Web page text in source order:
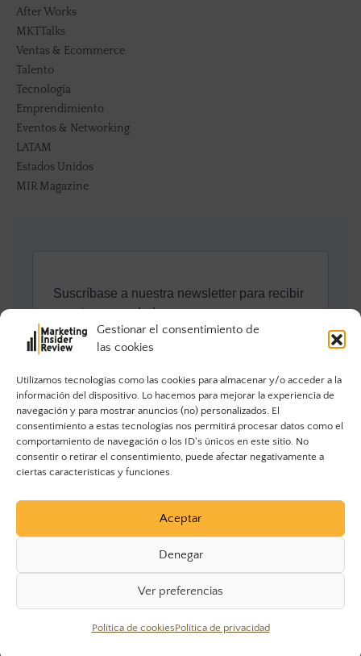
Gestionar el consentimiento de
las cookies
Utilizamos tecnologías como las cookies para almacenar y/o acceder a la
información del dispositivo. Lo hacemos para mejorar la experiencia de
navegación y para mostrar anuncios (no) personalizados. El
consentimiento a estas tecnologías nos permitirá procesar datos como el
comportamiento de navegación o los ID's únicos en este sitio. No
consentir o retirar el consentimiento, puede afectar negativamente a
ciertas características y funciones.
Aceptar
Denegar
Ver preferencias
Política de cookiesPolítica de privacidad
After Works
MKTTalks
Ventas & Ecommerce
Talento
Tecnología
Emprendimiento
Eventos & Networking
LATAM
Estados Unidos
MIR Magazine
© 2023 Marketing Insider Review. Todos los derechos
reservados.